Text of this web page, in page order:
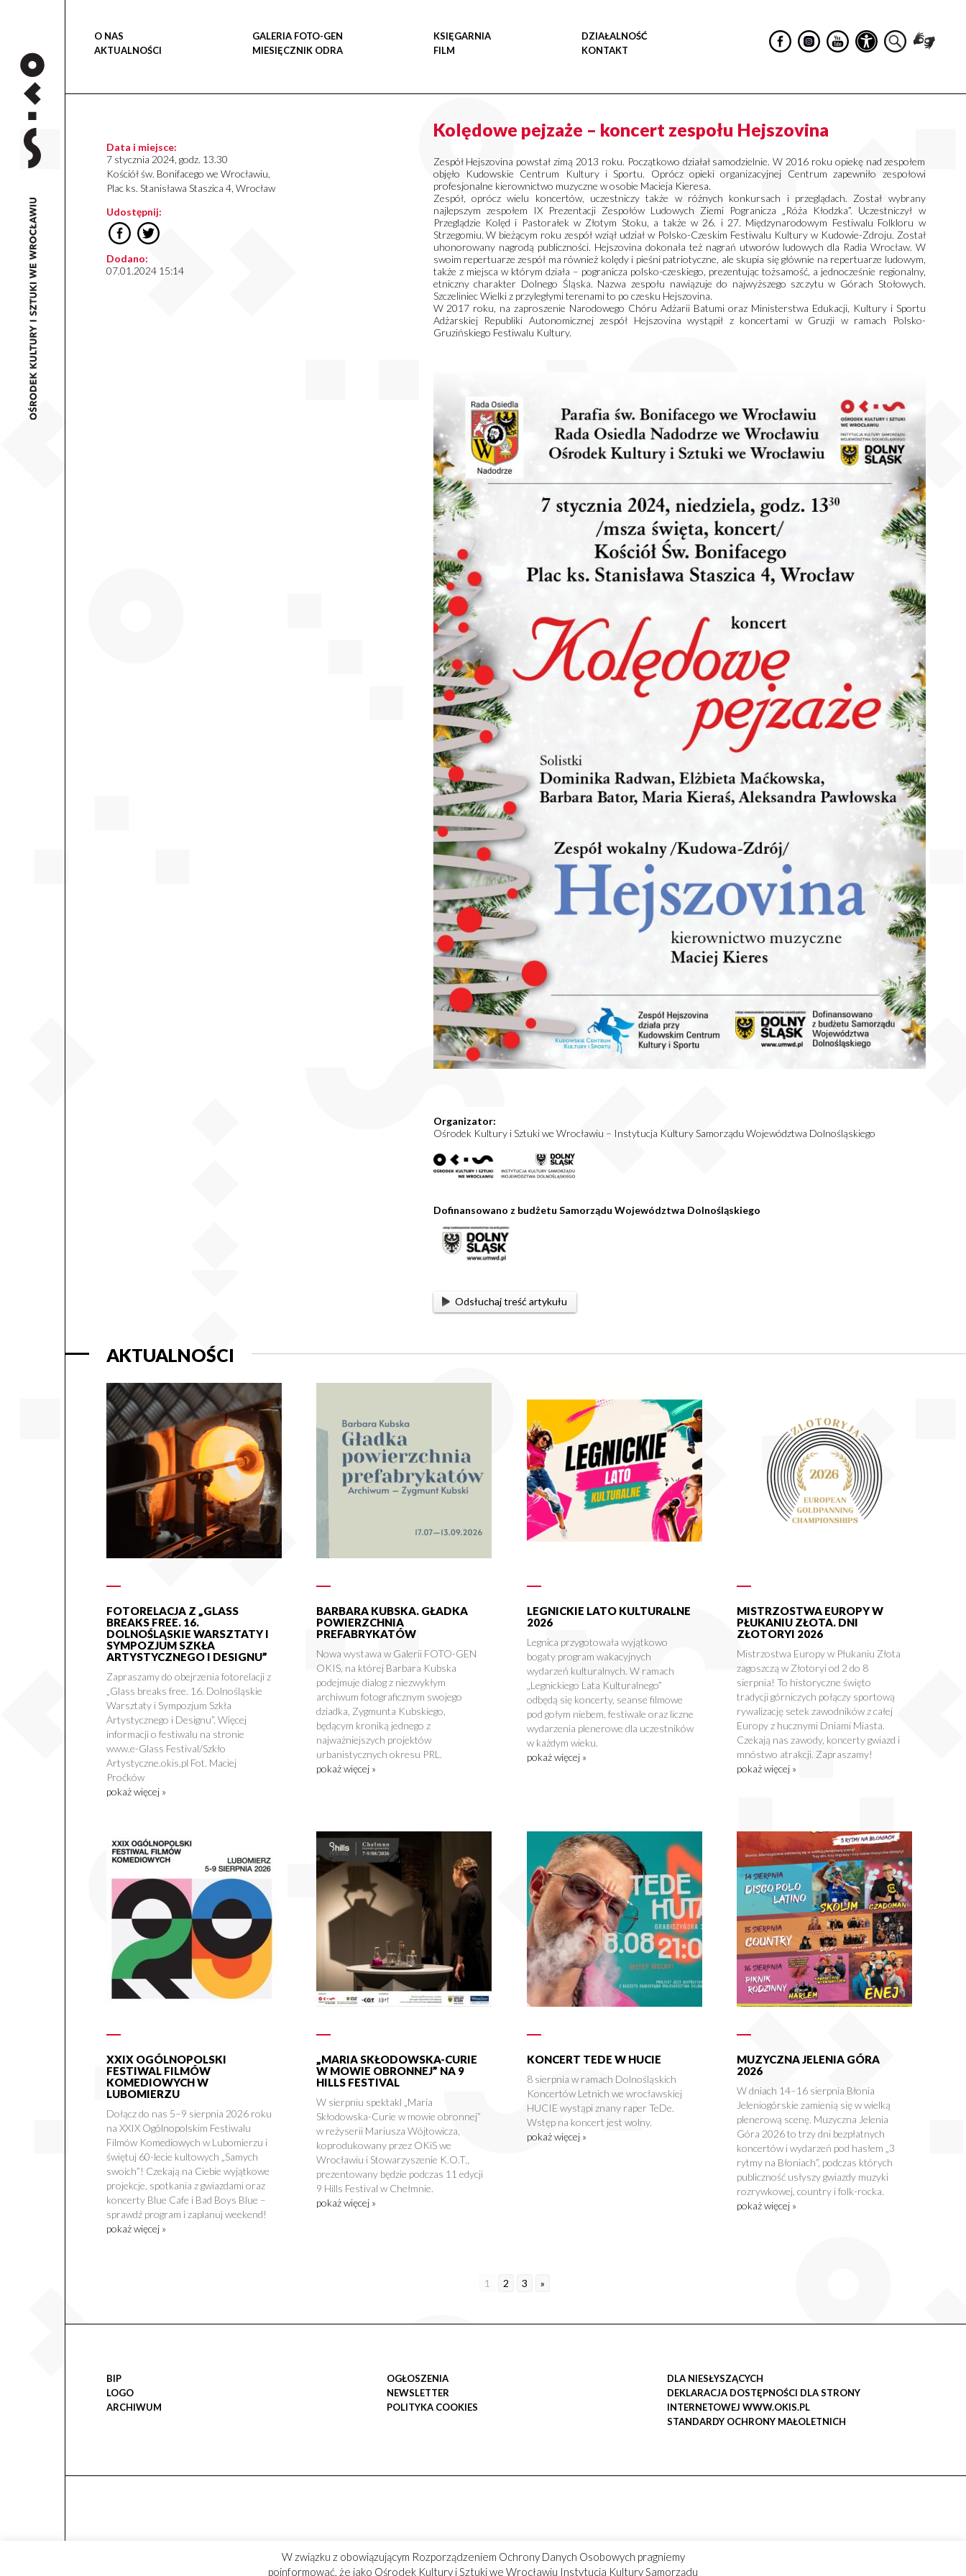
O NAS
AKTUALNOŚCI
GALERIA FOTO-GEN
MIESIĘCZNIK ODRA
KSIĘGARNIA
FILM
DZIAŁALNOŚĆ
KONTAKT
Data i miejsce:
7 stycznia 2024, godz. 13.30
Kościół św. Bonifacego we Wrocławiu,
Plac ks. Stanisława Staszica 4, Wrocław
Udostępnij:
Dodano:
07.01.2024 15:14
Kolędowe pejzaże – koncert zespołu Hejszovina
Zespół Hejszovina powstał zimą 2013 roku. Początkowo działał samodzielnie. W 2016 roku opiekę nad zespołem
objęło Kudowskie Centrum Kultury i Sportu. Oprócz opieki organizacyjnej Centrum zapewniło zespołowi
profesjonalne kierownictwo muzyczne w osobie Macieja Kieresa.
Zespół, oprócz wielu koncertów, uczestniczy także w różnych konkursach i przeglądach. Został wybrany
najlepszym zespołem IX Prezentacji Zespołów Ludowych Ziemi Pogranicza „Róża Kłodzka”. Uczestniczył w
Przeglądzie Kolęd i Pastorałek w Złotym Stoku, a także w 26. i 27. Międzynarodowym Festiwalu Folkloru w
Strzegomiu. W bieżącym roku zespół wziął udział w Polsko-Czeskim Festiwalu Kultury w Kudowie-Zdroju. Został
uhonorowany nagrodą publiczności. Hejszovina dokonała też nagrań utworów ludowych dla Radia Wrocław. W
swoim repertuarze zespół ma również kolędy i pieśni patriotyczne, ale skupia się głównie na repertuarze ludowym,
także z miejsca w którym działa – pogranicza polsko-czeskiego, prezentując tożsamość, a jednocześnie regionalny,
etniczny charakter Dolnego Śląska. Nazwa zespołu nawiązuje do najwyższego szczytu w Górach Stołowych.
Szczeliniec Wielki z przyległymi terenami to po czesku Hejszovina.
W 2017 roku, na zaproszenie Narodowego Chóru Adżarii Batumi oraz Ministerstwa Edukacji, Kultury i Sportu
Adżarskiej Republiki Autonomicznej zespół Hejszovina wystąpił z koncertami w Gruzji w ramach Polsko-
Gruzińskiego Festiwalu Kultury.
Organizator:
Ośrodek Kultury i Sztuki we Wrocławiu – Instytucja Kultury Samorządu Województwa Dolnośląskiego
Dofinansowano z budżetu Samorządu Województwa Dolnośląskiego
Odsłuchaj treść artykułu
AKTUALNOŚCI
FOTORELACJA Z „GLASS
BREAKS FREE. 16.
DOLNOŚLĄSKIE WARSZTATY I
SYMPOZJUM SZKŁA
ARTYSTYCZNEGO I DESIGNU”
Zapraszamy do obejrzenia fotorelacji z
„Glass breaks free. 16. Dolnośląskie
Warsztaty i Sympozjum Szkła
Artystycznego i Designu”. Więcej
informacji o festiwalu na stronie
www.e-Glass Festival/Szkło
Artystyczne.okis.pl Fot. Maciej
Proćków
pokaż więcej »
BARBARA KUBSKA. GŁADKA
POWIERZCHNIA
PREFABRYKATÓW
Nowa wystawa w Galerii FOTO-GEN
OKIS, na której Barbara Kubska
podejmuje dialog z niezwykłym
archiwum fotograficznym swojego
dziadka, Zygmunta Kubskiego,
będącym kroniką jednego z
najważniejszych projektów
urbanistycznych okresu PRL.
pokaż więcej »
LEGNICKIE LATO KULTURALNE
2026
Legnica przygotowała wyjątkowo
bogaty program wakacyjnych
wydarzeń kulturalnych. W ramach
„Legnickiego Lata Kulturalnego”
odbędą się koncerty, seanse filmowe
pod gołym niebem, festiwale oraz liczne
wydarzenia plenerowe dla uczestników
w każdym wieku.
pokaż więcej »
MISTRZOSTWA EUROPY W
PŁUKANIU ZŁOTA. DNI
ZŁOTORYI 2026
Mistrzostwa Europy w Płukaniu Złota
zagoszczą w Złotoryi od 2 do 8
sierpnia! To historyczne święto
tradycji górniczych połączy sportową
rywalizację setek zawodników z całej
Europy z hucznymi Dniami Miasta.
Czekają nas zawody, koncerty gwiazd i
mnóstwo atrakcji. Zapraszamy!
pokaż więcej »
XXIX OGÓLNOPOLSKI
FESTIWAL FILMÓW
KOMEDIOWYCH W
LUBOMIERZU
Dołącz do nas 5–9 sierpnia 2026 roku
na XXIX Ogólnopolskim Festiwalu
Filmów Komediowych w Lubomierzu i
świętuj 60-lecie kultowych „Samych
swoich”! Czekają na Ciebie wyjątkowe
projekcje, spotkania z gwiazdami oraz
koncerty Blue Cafe i Bad Boys Blue –
sprawdź program i zaplanuj weekend!
pokaż więcej »
„MARIA SKŁODOWSKA-CURIE
W MOWIE OBRONNEJ” NA 9
HILLS FESTIVAL
W sierpniu spektakl „Maria
Skłodowska-Curie w mowie obronnej”
w reżyserii Mariusza Wójtowicza,
koprodukowany przez OKiS we
Wrocławiu i Stowarzyszenie K.O.T.,
prezentowany będzie podczas 11 edycji
9 Hills Festival w Chełmnie.
pokaż więcej »
KONCERT TEDE W HUCIE
8 sierpnia w ramach Dolnośląskich
Koncertów Letnich we wrocławskiej
HUCIE wystąpi znany raper TeDe.
Wstęp na koncert jest wolny.
pokaż więcej »
MUZYCZNA JELENIA GÓRA
2026
W dniach 14–16 sierpnia Błonia
Jeleniogórskie zamienią się w wielką
plenerową scenę. Muzyczna Jelenia
Góra 2026 to trzy dni bezpłatnych
koncertów i wydarzeń pod hasłem „3
rytmy na Błoniach”, podczas których
publiczność usłyszy gwiazdy muzyki
rozrywkowej, country i folk-rocka.
pokaż więcej »
1 2 3 »
BIP
LOGO
ARCHIWUM
OGŁOSZENIA
NEWSLETTER
POLITYKA COOKIES
DLA NIESŁYSZĄCYCH
DEKLARACJA DOSTĘPNOŚCI DLA STRONY
INTERNETOWEJ WWW.OKIS.PL
STANDARDY OCHRONY MAŁOLETNICH
W związku z obowiązującym Rozporządzeniem Ochrony Danych Osobowych pragniemy
poinformować, że jako Ośrodek Kultury i Sztuki we Wrocławiu Instytucja Kultury Samorządu